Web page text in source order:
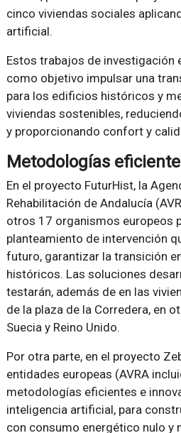
cinco viviendas sociales
artificial.
Estos trabajos de investigación
como objetivo impulsar una
para los edificios históricos y
viviendas sostenibles,
y proporcionando confort y
Metodologías
En el proyecto FuturHist, la
Rehabilitación de Andalucía
otros 17 organismos europeos
planteamiento de intervención
futuro, garantizar la transición
históricos. Las soluciones
testarán, además de en las
de la plaza de la Corredera, en
Suecia y Reino Unido.
Por otra parte, en el proyecto
entidades europeas (AVRA
metodologías eficientes e
inteligencia artificial, para
con consumo energético nulo y